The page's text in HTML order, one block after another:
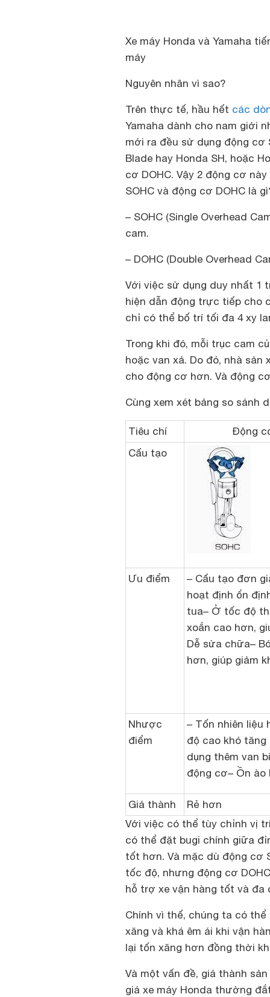
Xe máy Honda và Yamaha
máy
Nguyên nhân vì sao?
Trên thực tế, hầu hết các
Yamaha dành cho nam giới
mới ra đều sử dụng động cơ
Blade hay Honda SH, hoặc
cơ DOHC. Vậy 2 động cơ
SOHC và động cơ DOHC là
– SOHC (Single Overhead
cam.
– DOHC (Double Overhead
Với việc sử dụng duy nhất 1
hiện dẫn động trực tiếp cho
chỉ có thể bố trí tối đa 4 xy
Trong khi đó, mỗi trục cam
hoặc van xả. Do đó, nhà
cho động cơ hơn. Và động
Cùng xem xét bảng so sánh
Tiêu chí
Động
Cấu tạo
Ưu điểm
– Cấu tạo đơn
hoạt định ổn
tua– Ở tốc độ
xoắn cao hơn,
Dễ sửa chữa–
hơn, giúp giảm
Nhược
điểm
– Tốn nhiên
độ cao khó
dụng thêm van
động cơ– Ồn ào
Giá thành
Rẻ hơn
Với việc có thể tùy chỉnh vị
có thể đặt bugi chính giữa
tốt hơn. Và mặc dù động cơ
tốc độ, nhưng động cơ
hỗ trợ xe vận hàng tốt và đa
Chính vì thế, chúng ta có
xăng và khá êm ái khi vận
lại tốn xăng hơn đồng thời
Và một vấn đề, giá thành
giá xe máy Honda thường